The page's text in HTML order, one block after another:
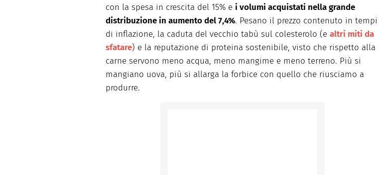
con la spesa in crescita del 15% e i volumi acquistati nella grande
distribuzione in aumento del 7,4%. Pesano il prezzo contenuto in tempi
di inflazione, la caduta del vecchio tabù sul colesterolo (e altri miti da
sfatare) e la reputazione di proteina sostenibile, visto che rispetto alla
carne servono meno acqua, meno mangime e meno terreno. Più si
mangiano uova, più si allarga la forbice con quello che riusciamo a
produrre.